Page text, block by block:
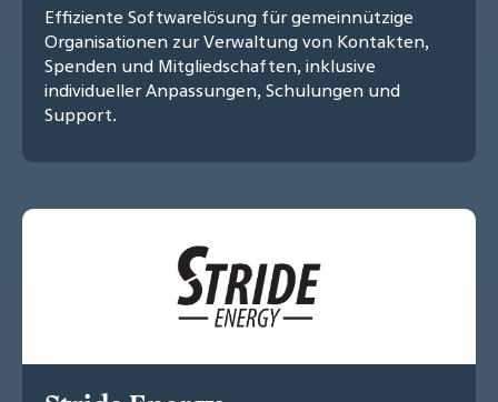
Effiziente Softwarelösung für gemeinnützige
Organisationen zur Verwaltung von Kontakten,
Spenden und Mitgliedschaften, inklusive
individueller Anpassungen, Schulungen und
Support.